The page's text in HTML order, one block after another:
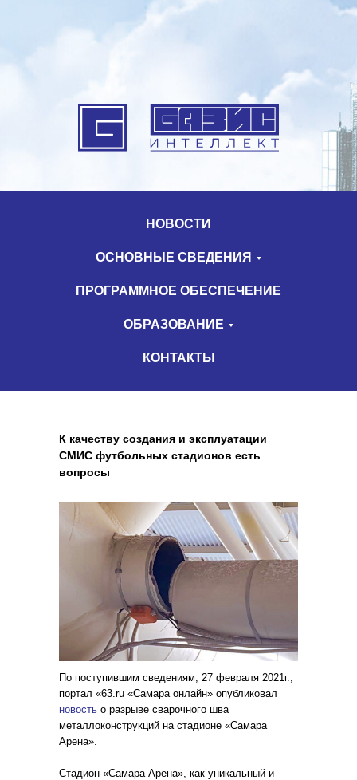
НОВОСТИ
ОСНОВНЫЕ СВЕДЕНИЯ
ПРОГРАММНОЕ ОБЕСПЕЧЕНИЕ
ОБРАЗОВАНИЕ
КОНТАКТЫ
К качеству создания и эксплуатации
СМИС футбольных стадионов есть
вопросы
По поступившим сведениям, 27 февраля 2021г.,
портал «63.ru «Самара онлайн» опубликовал
новость о разрыве сварочного шва
металлоконструкций на стадионе «Самара
Арена».
Стадион «Самара Арена», как уникальный и